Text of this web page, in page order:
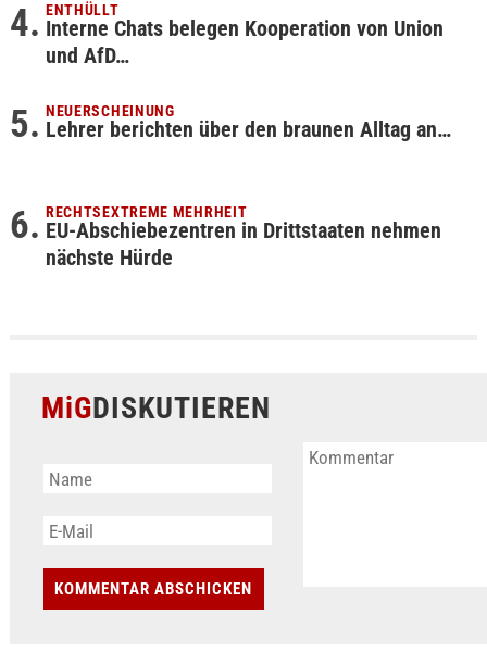
ENTHÜLLT
Interne Chats belegen Kooperation von Union
und AfD…
NEUERSCHEINUNG
Lehrer berichten über den braunen Alltag an…
RECHTSEXTREME MEHRHEIT
EU-Abschiebezentren in Drittstaaten nehmen
nächste Hürde
MiGDISKUTIEREN